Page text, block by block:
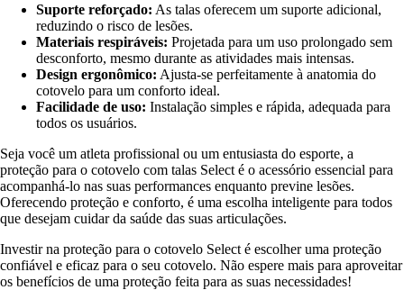
Suporte reforçado: As talas oferecem um suporte adicional,
reduzindo o risco de lesões.
Materiais respiráveis: Projetada para um uso prolongado sem
desconforto, mesmo durante as atividades mais intensas.
Design ergonômico: Ajusta-se perfeitamente à anatomia do
cotovelo para um conforto ideal.
Facilidade de uso: Instalação simples e rápida, adequada para
todos os usuários.
Seja você um atleta profissional ou um entusiasta do esporte, a
proteção para o cotovelo com talas Select é o acessório essencial para
acompanhá-lo nas suas performances enquanto previne lesões.
Oferecendo proteção e conforto, é uma escolha inteligente para todos
que desejam cuidar da saúde das suas articulações.
Investir na proteção para o cotovelo Select é escolher uma proteção
confiável e eficaz para o seu cotovelo. Não espere mais para aproveitar
os benefícios de uma proteção feita para as suas necessidades!